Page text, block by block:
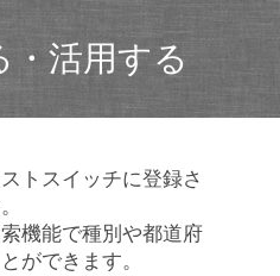
・活用する
トスイッチに登録さ
機能で種別や都道府
ができます。